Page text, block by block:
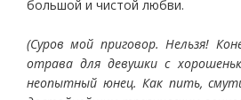
большой и чистой любви.
(Суров мой приговор. Нельзя!
отрава для девушки с
неопытный юнец. Как пить,